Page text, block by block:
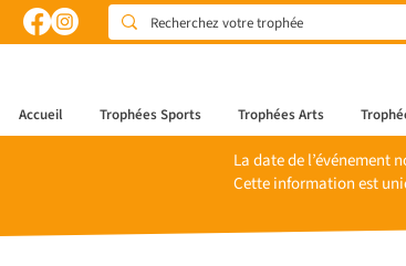
Accueil Trophées Sports Trophées Arts
La date de l’événement
Cette information est